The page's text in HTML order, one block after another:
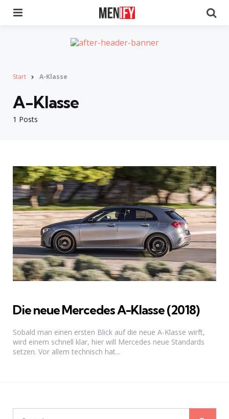
Start A-Klasse
1 Posts
A-Klasse
Die neue Mercedes A-Klasse (2018)
Sobald man einen ersten Blick auf die neue A-Klasse wirft,
wird einem schnell klar, hier will Mercedes neue Standards
setzen. Vor allem technisch hat...